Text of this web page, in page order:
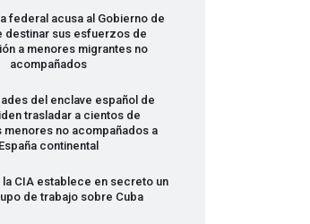
federal acusa al Gobierno de
destinar sus esfuerzos de
a menores migrantes no
acompañados
del enclave español de
trasladar a cientos de
menores no acompañados a
España continental
la CIA establece en secreto un
de trabajo sobre Cuba